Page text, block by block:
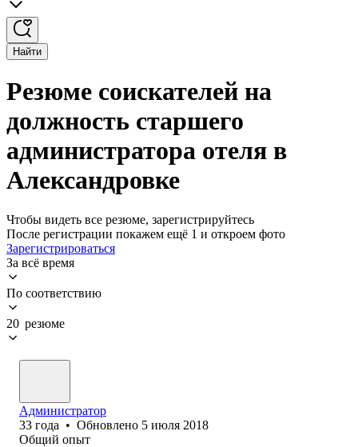
Найти
Резюме соискателей на
должность старшего
администратора отеля в
Александровке
Чтобы видеть все резюме, зарегистрируйтесь
После регистрации покажем ещё 1 и откроем фото
Зарегистрироваться
За всё время
По соответствию
20 резюме
Администратор
33 года • Обновлено 5 июля 2018
Общий опыт